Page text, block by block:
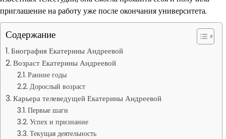
приглашение на работу уже после окончания университета.
Содержание
Биография Екатерины Андреевой
Возраст Екатерины Андреевой
Ранние годы
Дорослый возраст
Карьера телеведущей Екатерины Андреевой
Первые шаги
Успех и признание
Текущая деятельность